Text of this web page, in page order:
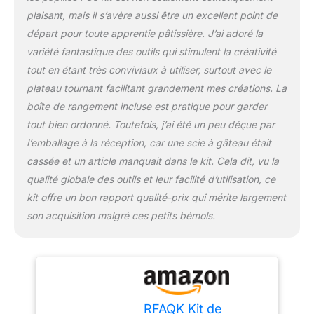
glaçage jetables ✔ Poche
à pâtisserie en silicone ✔
Ongles en fleur ✔ Brosse
de nettoyage ✔ Lisseur
de fondant ✔ 9 fondants
modes. Outils de
décoration ✔ 40 pistons
ABC ✔ 100 décorations
pour cupcakes ✔ 2
décorations de gâteaux.
Facile à cuire dans des
ensemble de moules de
cuisson simplifie la
cuisson des gâteaux en
son fond amovible
garantissent la perfection
du cheesecake. Avec
une boucle à ressort
plaisant, mais il s’avère aussi être un excellent point de
départ pour toute apprentie pâtissière. J’ai adoré la
variété fantastique des outils qui stimulent la créativité
tout en étant très conviviaux à utiliser, surtout avec le
plateau tournant facilitant grandement mes créations. La
boîte de rangement incluse est pratique pour garder
tout bien ordonné. Toutefois, j’ai été un peu déçue par
l’emballage à la réception, car une scie à gâteau était
cassée et un article manquait dans le kit. Cela dit, vu la
qualité globale des outils et leur facilité d’utilisation, ce
kit offre un bon rapport qualité-prix qui mérite largement
son acquisition malgré ces petits bémols.
RFAQK Kit de